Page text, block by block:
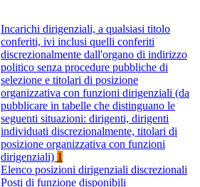
Incarichi dirigenziali, a qualsiasi titolo
conferiti, ivi inclusi quelli conferiti
discrezionalmente dall'organo di indirizzo
politico senza procedure pubbliche di
selezione e titolari di posizione
organizzativa con funzioni dirigenziali (da
pubblicare in tabelle che distinguano le
seguenti situazioni: dirigenti, dirigenti
individuati discrezionalmente, titolari di
posizione organizzativa con funzioni
dirigenziali) 1
Elenco posizioni dirigenziali discrezionali
Posti di funzione disponibili